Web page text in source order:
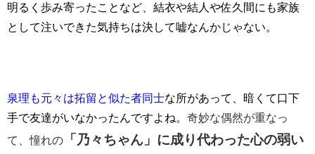
明るく歩み寄ったことなど、結衣や結人や佐久間にも家族
として注いできた気持ちは決して嘘なんかじゃない。
泉理も元々は拓留と似た者同士な所があって、暗くて口下
手で友達がいなかったんですよね。 奇妙な偶然が重なっ
て、憧れの
「乃々ちゃん」に成り代わった心の弱い